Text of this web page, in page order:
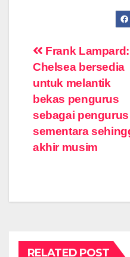
Post
navigation
Frank Lampard:
Chelsea bersedia
untuk melantik
bekas pengurus
sebagai pengurus
sementara
akhir musim
RELATED POST